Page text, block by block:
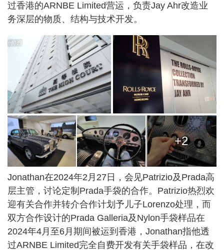
过香港的ARNBE Limited营运，负责Jay Ahr改造业
务深层的物质、结构与技术开发。
+2
Jonathan在2024年2月27日，会见Patrizio及Prada高
层主管，讨论定制Prada手袋的合作。Patrizio热烈欢
迎有关合作并转介合作计划予儿子Lorenzo处理，而
双方合作设计的Prada Galleria及Nylon手袋样品在
2024年4月至6月期间被运到香港，Jonathan指他透
过ARNBE Limited完全自费开发有关手袋样品，在改